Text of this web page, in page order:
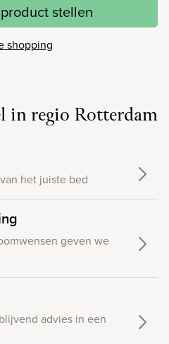
stellen
shopping
in regio Rotterdam
het juiste bed
geven we
advies in een